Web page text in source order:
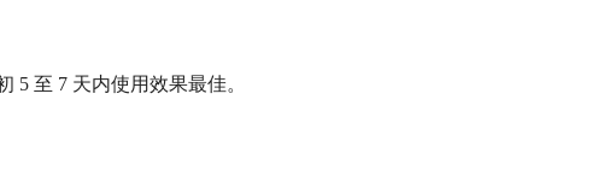
5 至 7 天内使用效果最佳。